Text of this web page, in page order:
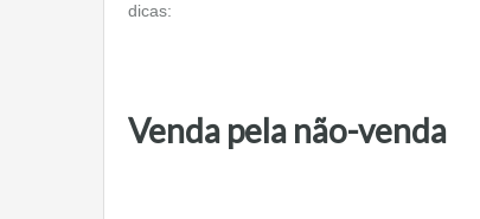
dicas:
Venda pela não-venda